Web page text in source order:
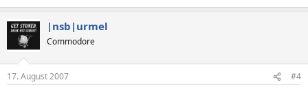
|nsb|urmel
Commodore
17. August 2007 #4